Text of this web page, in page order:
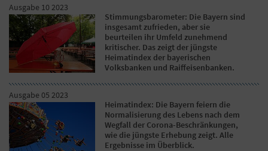
Ausgabe 10 2023
Stimmungsbarometer: Die Bayern sind
insgesamt zufrieden, aber sie
beurteilen ihr Umfeld zunehmend
kritischer. Das zeigt der jüngste
Heimatindex der bayerischen
Volksbanken und Raiffeisenbanken.
Ausgabe 05 2023
Heimatindex: Die Bayern feiern die
Normalisierung des Lebens nach dem
Wegfall der Corona-Beschränkungen,
wie die jüngste Erhebung zeigt. Alle
Ergebnisse im Überblick.